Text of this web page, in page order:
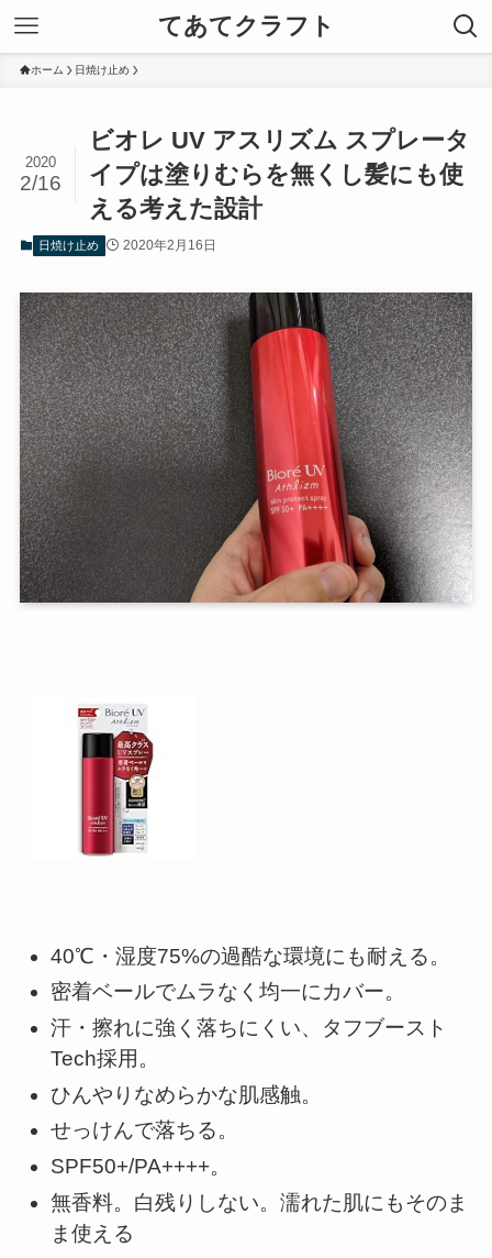
てあてクラフト
ホーム 日焼け止め
ビオレ UV アスリズム スプレータ
イプは塗りむらを無くし髪にも使
える考えた設計
2020
2/16
日焼け止め 2020年2月16日
40℃・湿度75%の過酷な環境にも耐える。
密着ベールでムラなく均一にカバー。
汗・擦れに強く落ちにくい、タフブースト
Tech採用。
ひんやりなめらかな肌感触。
せっけんで落ちる。
SPF50+/PA++++。
無香料。白残りしない。濡れた肌にもそのま
ま使える